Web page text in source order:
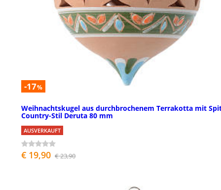
-17%
Weihnachtskugel aus durchbrochenem Terrakotta mit
Country-Stil Deruta 80 mm
AUSVERKAUFT
€ 19,90 € 23,90